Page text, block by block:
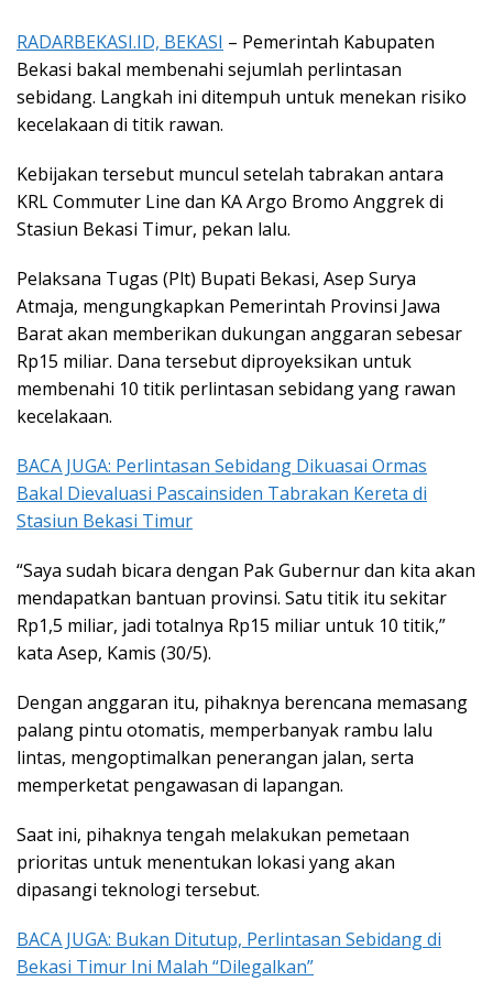
RADARBEKASI.ID, BEKASI – Pemerintah Kabupaten
Bekasi bakal membenahi sejumlah perlintasan
sebidang. Langkah ini ditempuh untuk menekan risiko
kecelakaan di titik rawan.
Kebijakan tersebut muncul setelah tabrakan antara
KRL Commuter Line dan KA Argo Bromo Anggrek di
Stasiun Bekasi Timur, pekan lalu.
Pelaksana Tugas (Plt) Bupati Bekasi, Asep Surya
Atmaja, mengungkapkan Pemerintah Provinsi Jawa
Barat akan memberikan dukungan anggaran sebesar
Rp15 miliar. Dana tersebut diproyeksikan untuk
membenahi 10 titik perlintasan sebidang yang rawan
kecelakaan.
BACA JUGA: Perlintasan Sebidang Dikuasai Ormas
Bakal Dievaluasi Pascainsiden Tabrakan Kereta di
Stasiun Bekasi Timur
“Saya sudah bicara dengan Pak Gubernur dan kita akan
mendapatkan bantuan provinsi. Satu titik itu sekitar
Rp1,5 miliar, jadi totalnya Rp15 miliar untuk 10 titik,”
kata Asep, Kamis (30/5).
Dengan anggaran itu, pihaknya berencana memasang
palang pintu otomatis, memperbanyak rambu lalu
lintas, mengoptimalkan penerangan jalan, serta
memperketat pengawasan di lapangan.
Saat ini, pihaknya tengah melakukan pemetaan
prioritas untuk menentukan lokasi yang akan
dipasangi teknologi tersebut.
BACA JUGA: Bukan Ditutup, Perlintasan Sebidang di
Bekasi Timur Ini Malah “Dilegalkan”